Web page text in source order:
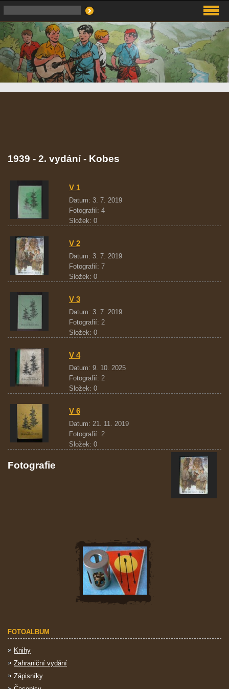
1939 - 2. vydání - Kobes
V 1
Datum: 3. 7. 2019
Fotografií: 4
Složek: 0
V 2
Datum: 3. 7. 2019
Fotografií: 7
Složek: 0
V 3
Datum: 3. 7. 2019
Fotografií: 2
Složek: 0
V 4
Datum: 9. 10. 2025
Fotografií: 2
Složek: 0
V 6
Datum: 21. 11. 2019
Fotografií: 2
Složek: 0
Fotografie
FOTOALBUM
Knihy
Zahraniční vydání
Zápisníky